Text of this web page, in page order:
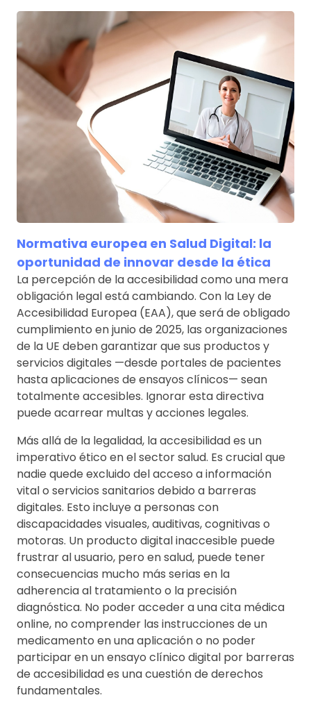
Normativa europea en Salud Digital: la
oportunidad de innovar desde la ética
La percepción de la accesibilidad como una mera
obligación legal está cambiando. Con la Ley de
Accesibilidad Europea (EAA), que será de obligado
cumplimiento en junio de 2025, las organizaciones
de la UE deben garantizar que sus productos y
servicios digitales —desde portales de pacientes
hasta aplicaciones de ensayos clínicos— sean
totalmente accesibles. Ignorar esta directiva
puede acarrear multas y acciones legales.
Más allá de la legalidad, la accesibilidad es un
imperativo ético en el sector salud. Es crucial que
nadie quede excluido del acceso a información
vital o servicios sanitarios debido a barreras
digitales. Esto incluye a personas con
discapacidades visuales, auditivas, cognitivas o
motoras. Un producto digital inaccesible puede
frustrar al usuario, pero en salud, puede tener
consecuencias mucho más serias en la
adherencia al tratamiento o la precisión
diagnóstica. No poder acceder a una cita médica
online, no comprender las instrucciones de un
medicamento en una aplicación o no poder
participar en un ensayo clínico digital por barreras
de accesibilidad es una cuestión de derechos
fundamentales.